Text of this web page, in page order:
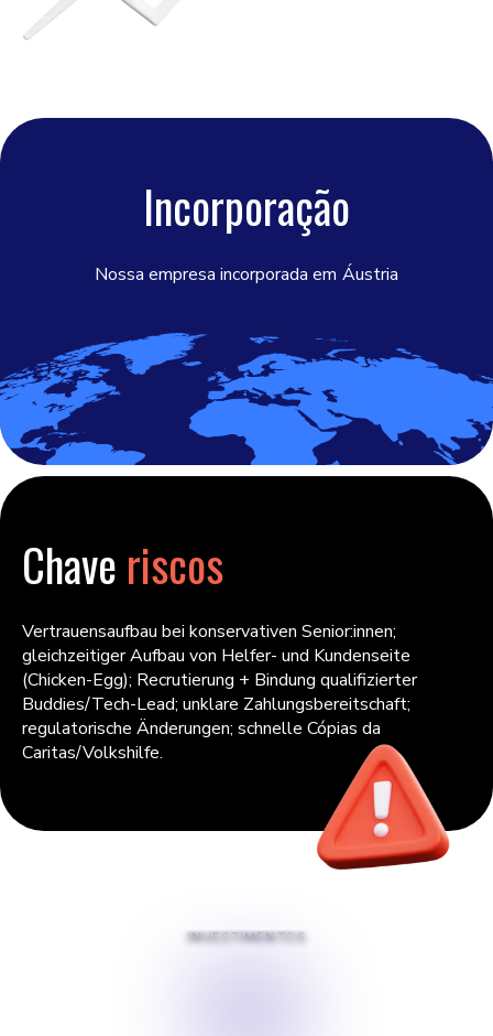
Incorporação
Nossa empresa incorporada em Áustria
Chave riscos
Vertrauensaufbau bei konservativen Senior:innen;
gleichzeitiger Aufbau von Helfer- und Kundenseite
(Chicken-Egg); Recrutierung + Bindung qualifizierter
Buddies/Tech-Lead; unklare Zahlungsbereitschaft;
regulatorische Änderungen; schnelle Cópias da
Caritas/Volkshilfe.
INVESTIMENTOS